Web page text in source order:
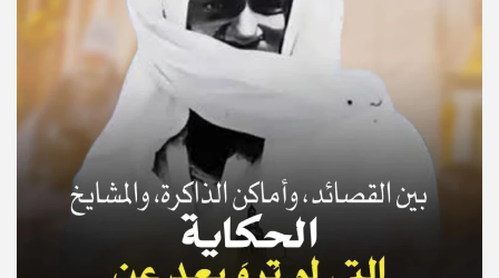
© Copyright 2025, APS